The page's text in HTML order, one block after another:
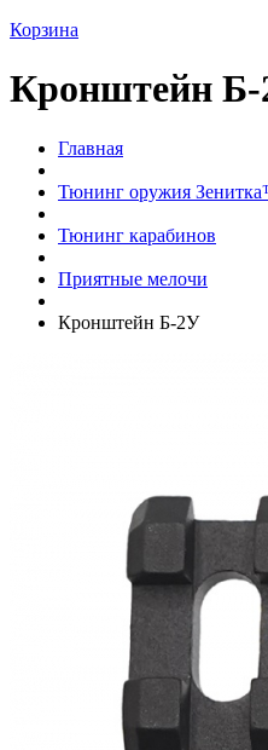
Корзина
Кронштейн
Главная
Тюнинг оружия
Тюнинг карабинов
Приятные мелочи
Кронштейн Б-2У